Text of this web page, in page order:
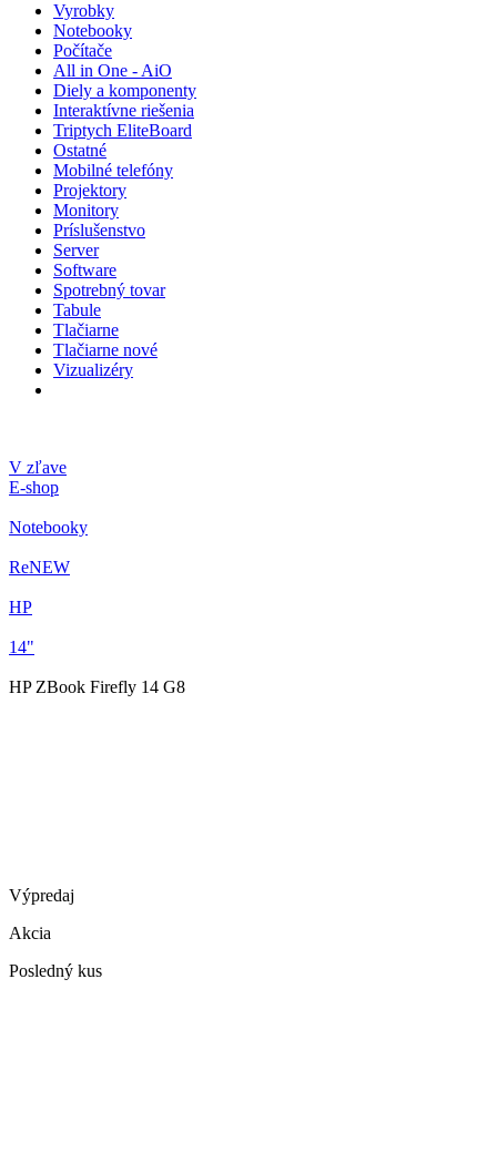
Vyrobky
Notebooky
Počítače
All in One - AiO
Diely a komponenty
Interaktívne riešenia
Triptych EliteBoard
Ostatné
Mobilné telefóny
Projektory
Monitory
Príslušenstvo
Server
Software
Spotrebný tovar
Tabule
Tlačiarne
Tlačiarne nové
Vizualizéry
V zľave
E-shop
Notebooky
ReNEW
HP
14"
HP ZBook Firefly 14 G8
Výpredaj
Akcia
Posledný kus